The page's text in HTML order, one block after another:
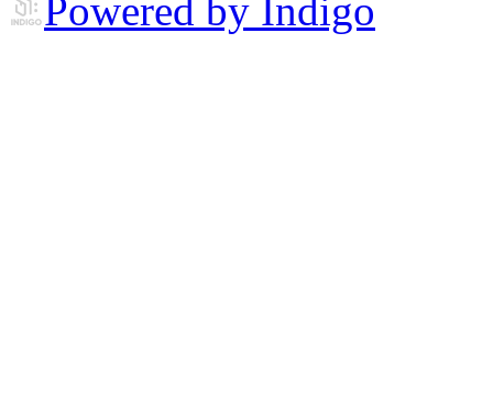
Powered by Indigo